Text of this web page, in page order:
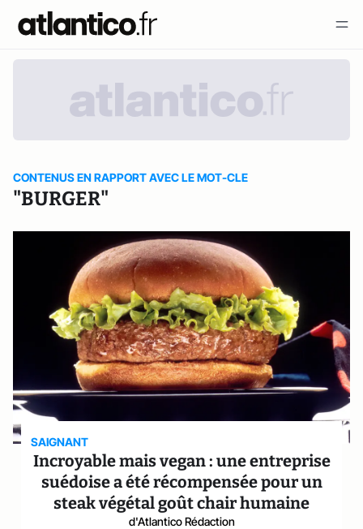
CONTENUS EN RAPPORT AVEC LE MOT-CLE
"BURGER"
SAIGNANT
Incroyable mais vegan : une entreprise
suédoise a été récompensée pour un
steak végétal goût chair humaine
d'Atlantico Rédaction